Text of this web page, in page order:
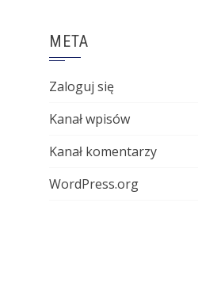
META
Zaloguj się
Kanał wpisów
Kanał komentarzy
WordPress.org